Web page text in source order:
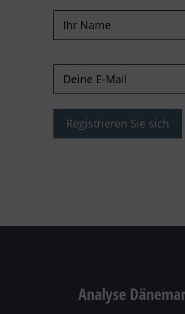
Name
Mail(erforderlich)
Analyse